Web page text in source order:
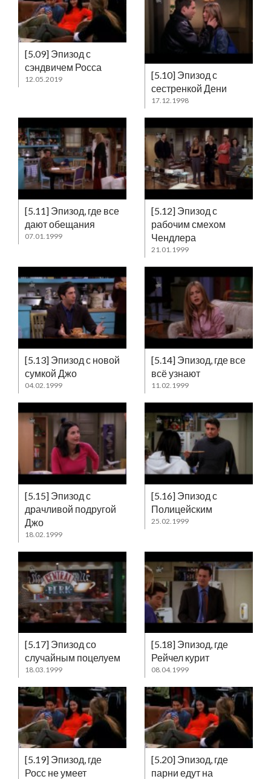
[5.09] Эпизод с
сэндвичем Росса
12.05.2019
[5.10] Эпизод с
сестренкой Дени
17.12.1998
[5.11] Эпизод, где все
дают обещания
07.01.1999
[5.12] Эпизод с
рабочим смехом
Чендлера
21.01.1999
[5.13] Эпизод с новой
сумкой Джо
04.02.1999
[5.14] Эпизод, где все
всё узнают
11.02.1999
[5.15] Эпизод с
драчливой подругой
Джо
18.02.1999
[5.16] Эпизод с
Полицейским
25.02.1999
[5.17] Эпизод со
случайным поцелуем
18.03.1999
[5.18] Эпизод, где
Рейчел курит
08.04.1999
[5.19] Эпизод, где
Росс не умеет
[5.20] Эпизод, где
парни едут на